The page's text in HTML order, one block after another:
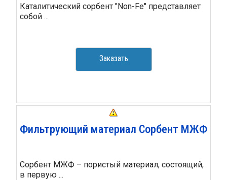
Каталитический сорбент "Non-Fe" представляет
собой ...
Заказать
Фильтрующий материал Сорбент МЖФ
Сорбент МЖФ – пористый материал, состоящий,
в первую ...